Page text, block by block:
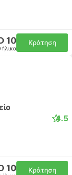
10 Κράτηση
4.5
10 Κράτηση